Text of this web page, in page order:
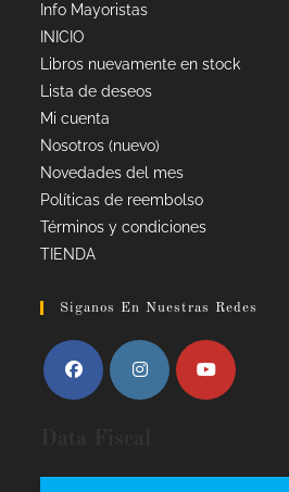
Info Mayoristas
INICIO
Libros nuevamente en stock
Lista de deseos
Mi cuenta
Nosotros (nuevo)
Novedades del mes
Políticas de reembolso
Términos y condiciones
TIENDA
Siganos En Nuestras Redes